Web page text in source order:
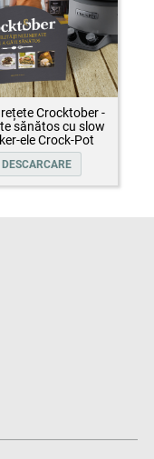
Crocktober -
sănătos cu slow
ele Crock-Pot
DESCARCARE